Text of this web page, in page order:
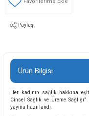
Paylaş
Ürün Bilgisi
Her kadının sağlık hakkına
Cinsel Sağlık ve Üreme
yayına hazırlandı.